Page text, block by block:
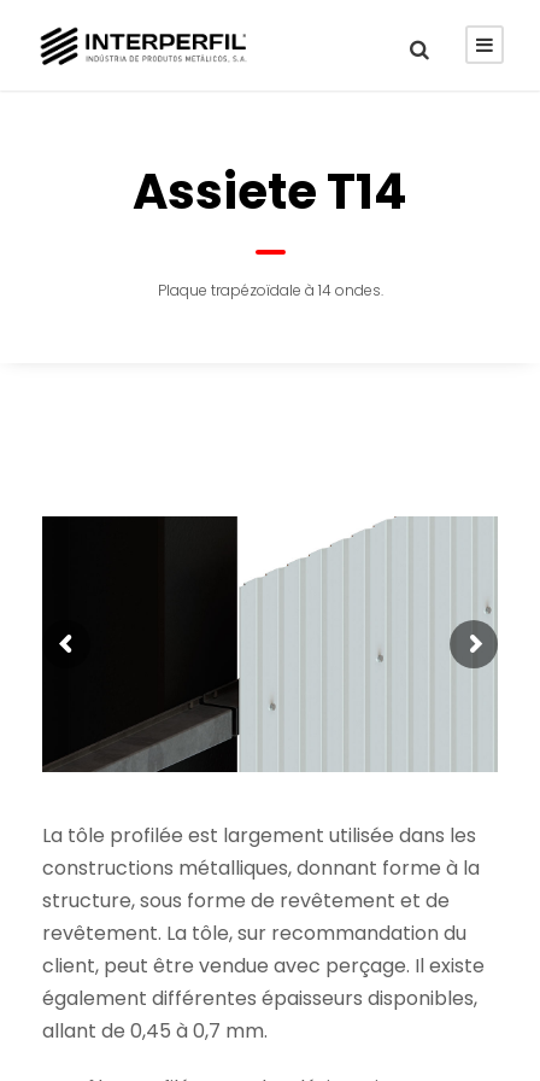
Assiete T14
Plaque trapézoïdale à 14 ondes.
La tôle profilée est largement utilisée dans les
constructions métalliques, donnant forme à la
structure, sous forme de revêtement et de
revêtement. La tôle, sur recommandation du
client, peut être vendue avec perçage. Il existe
également différentes épaisseurs disponibles,
allant de 0,45 à 0,7 mm.